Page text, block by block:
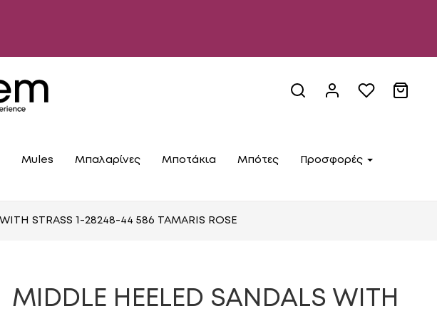
Mules Μπαλαρίνες Μποτάκια Μπότες Προσφορές
STRASS 1-28248-44 586 TAMARIS ROSE
MIDDLE HEELED SANDALS WITH